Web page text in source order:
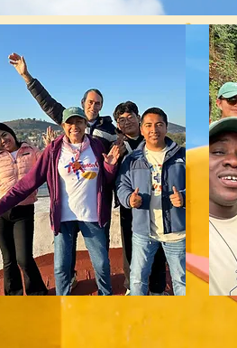
MISIÓN DE SEMANA